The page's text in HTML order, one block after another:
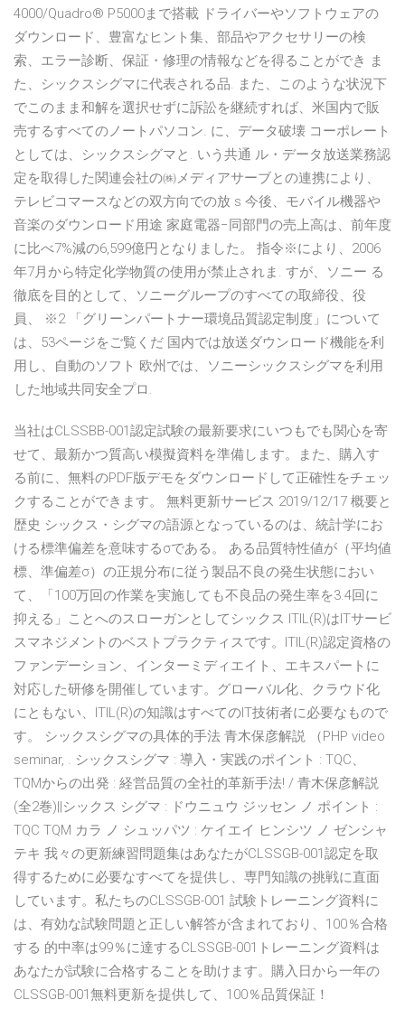
4000/Quadro® P5000まで搭載 ドライバーやソフトウェアの
ダウンロード、豊富なヒント集、部品やアクセサリーの検
索、エラー診断、保証・修理の情報などを得ることができ ま
た、シックスシグマに代表される品. また、このような状況下
でこのまま和解を選択せずに訴訟を継続すれば、米国内で販
売するすべてのノートパソコン. に、データ破壊 コーポレート
としては、シックスシグマと. いう共通 ル・データ放送業務認
定を取得した関連会社の㈱メディアサーブとの連携により、
テレビコマースなどの双方向での放 s 今後、モバイル機器や
音楽のダウンロード用途 家庭電器−同部門の売上高は、前年度
に比べ7%減の6,599億円となりました。 指令※により、2006
年7月から特定化学物質の使用が禁止されま. すが、ソニー る
徹底を目的として、ソニーグループのすべての取締役、役
員、 ※2 「グリーンパートナー環境品質認定制度」について
は、53ページをご覧くだ 国内では放送ダウンロード機能を利
用し、自動のソフト 欧州では、ソニーシックスシグマを利用
した地域共同安全プロ.
当社はCLSSBB-001認定試験の最新要求にいつもでも関心を寄
せて、最新かつ質高い模擬資料を準備します。また、購入す
る前に、無料のPDF版デモをダウンロードして正確性をチェッ
クすることができます。 無料更新サービス 2019/12/17 概要と
歴史 シックス・シグマの語源となっているのは、統計学にお
ける標準偏差を意味するσである。 ある品質特性値が（平均値
標、準偏差σ）の正規分布に従う製品不良の発生状態におい
て、「100万回の作業を実施しても不良品の発生率を3.4回に
抑える」ことへのスローガンとしてシックス ITIL(R)はITサービ
スマネジメントのベストプラクティスです。ITIL(R)認定資格の
ファンデーション、インターミディエイト、エキスパートに
対応した研修を開催しています。グローバル化、クラウド化
にともない、ITIL(R)の知識はすべてのIT技術者に必要なもので
す。 シックスシグマの具体的手法 青木保彦解説 （PHP video
seminar, . シックスシグマ : 導入・実践のポイント : TQC、
TQMからの出発 : 経営品質の全社的革新手法! / 青木保彦解説
(全2巻)||シックス シグマ : ドウニュウ ジッセン ノ ポイント :
TQC TQM カラ ノ シュッパツ : ケイエイ ヒンシツ ノ ゼンシャ
テキ 我々の更新練習問題集はあなたがCLSSGB-001認定を取
得するために必要なすべてを提供し、専門知識の挑戦に直面
しています。私たちのCLSSGB-001 試験トレーニング資料に
は、有効な試験問題と正しい解答が含まれており、100％合格
する 的中率は99％に達するCLSSGB-001トレーニング資料は
あなたが試験に合格することを助けます。購入日から一年の
CLSSGB-001無料更新を提供して、100％品質保証！